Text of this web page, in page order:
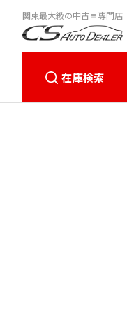
関東最大級の中古車専門店
在庫検索